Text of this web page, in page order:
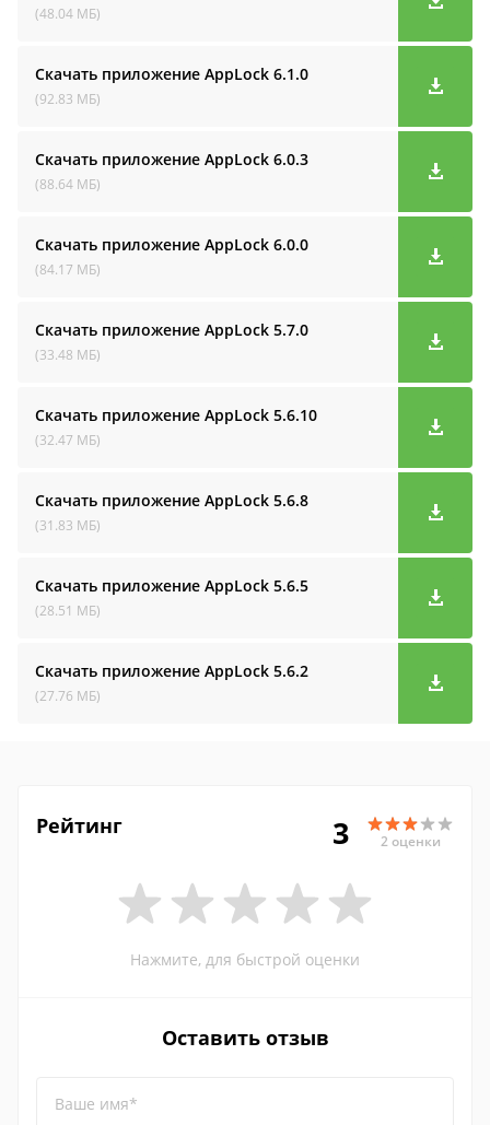
(48.04 МБ)
Скачать приложение AppLock 6.1.0
(92.83 МБ)
Скачать приложение AppLock 6.0.3
(88.64 МБ)
Скачать приложение AppLock 6.0.0
(84.17 МБ)
Скачать приложение AppLock 5.7.0
(33.48 МБ)
Скачать приложение AppLock 5.6.10
(32.47 МБ)
Скачать приложение AppLock 5.6.8
(31.83 МБ)
Скачать приложение AppLock 5.6.5
(28.51 МБ)
Скачать приложение AppLock 5.6.2
(27.76 МБ)
Рейтинг 3 2 оценки
Нажмите, для быстрой оценки
Оставить отзыв
Ваше имя*